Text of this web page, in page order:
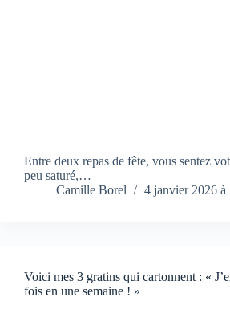
Entre deux repas de fête, vous sentez
peu saturé,…
Camille Borel
4 janvier 2026 à
Voici mes 3 gratins qui cartonnent : «
fois en une semaine ! »